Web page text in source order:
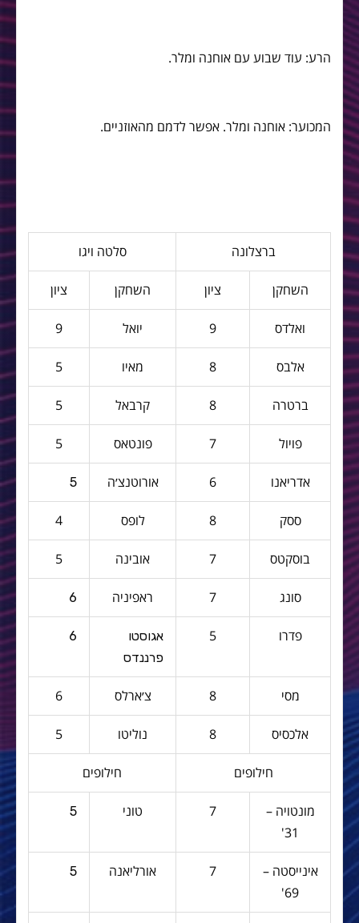
הרע: עוד שבוע עם אוחנה ומלר.
המכוער: אוחנה ומלר. אפשר לדמם מהאוזניים.
ברצלונה סלטה ויגו
השחקן ציון השחקן ציון
ואלדס 9 יואל 9
אלבס 8 מאיו 5
ברטרה 8 קרבאל 5
פויול 7 פונטאס 5
אדריאנו 6 אורוטנצ׳ה 5
ססק 8 לופס 4
בוסקטס 7 אובינה 5
סונג 7 ראפיניה 6
פדרו 5
אגוסטו
פרננדס
6
מסי 8 צ׳ארלס 6
אלכסיס 8 נוליטו 5
חילופים חילופים
מונטויה –
31'
7 טוני 5
אינייסטה –
69'
7 אורליאנה 5